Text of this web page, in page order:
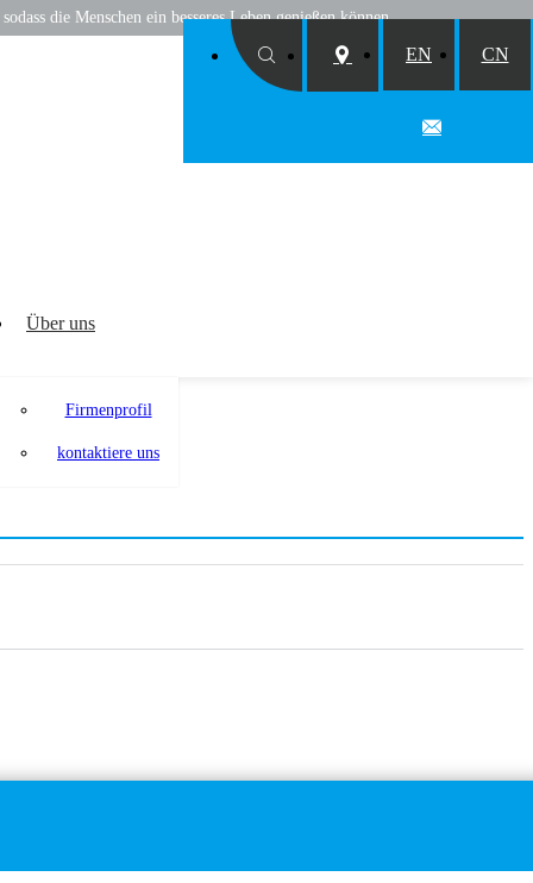
die Menschen ein besseres Leben genießen können
Über uns
Firmenprofil
kontaktiere uns
EN CN